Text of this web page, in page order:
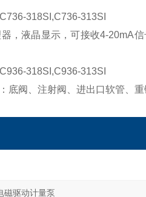
318SI,C736-313SI
液晶显示，可接收4-20mA信
318SI,C936-313SI
底阀、注射阀、进出口软管、重